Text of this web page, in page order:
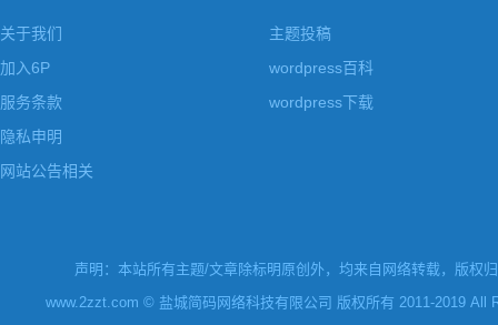
关于我们
加入6P
服务条款
隐私申明
网站公告相关
主题投稿
wordpress百科
wordpress下载
声明：本站所有主题/文章除标明原创外，均来自网络转载，版权
www.2zzt.com © 盐城简码网络科技有限公司 版权所有 2011-2019